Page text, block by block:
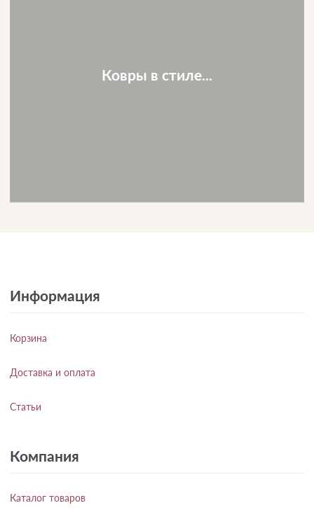
Ковры в стиле...
Информация
Корзина
Доставка и оплата
Статьи
Компания
Каталог товаров